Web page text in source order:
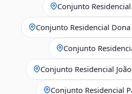
Conjunto
Conjunto Residencial
Conjunto
Conjunto Residencial
Conjunto Residencial